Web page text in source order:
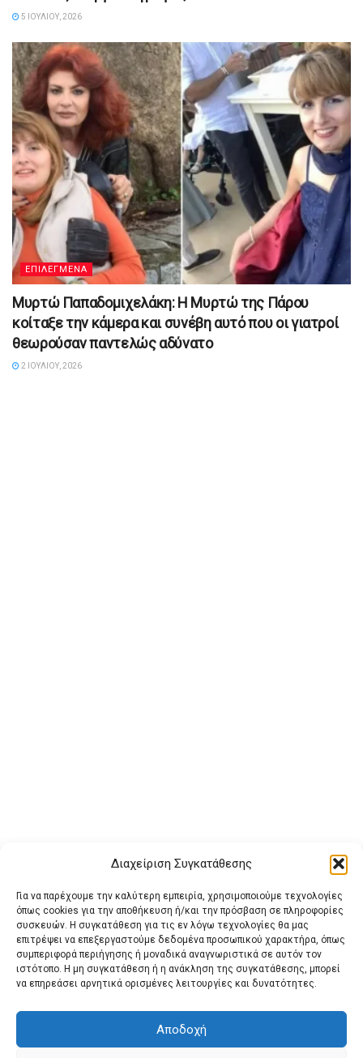
Διαχείριση Συγκατάθεσης
Για να παρέχουμε την καλύτερη εμπειρία, χρησιμοποιούμε τεχνολογίες
όπως cookies για την αποθήκευση ή/και την πρόσβαση σε πληροφορίες
συσκευών. Η συγκατάθεση για τις εν λόγω τεχνολογίες θα μας
επιτρέψει να επεξεργαστούμε δεδομένα προσωπικού χαρακτήρα, όπως
συμπεριφορά περιήγησης ή μοναδικά αναγνωριστικά σε αυτόν τον
ιστότοπο. Η μη συγκατάθεση ή η ανάκληση της συγκατάθεσης, μπορεί
να επηρεάσει αρνητικά ορισμένες λειτουργίες και δυνατότητες.
Αποδοχή
5 ΙΟΥΛΊΟΥ, 2026
ΕΠΙΛΕΓΜΕΝΑ
Μυρτώ Παπαδομιχελάκη: Η Μυρτώ της Πάρου
κοίταξε την κάμερα και συνέβη αυτό που οι γιατροί
θεωρούσαν παντελώς αδύνατο
2 ΙΟΥΛΊΟΥ, 2026
Buy Adspace ΑΡΧΙΚΗ ΕΠΙΚΟΙΝΩΝΙΑ
ΟΡΟΙ ΧΡΗΣΗΣ